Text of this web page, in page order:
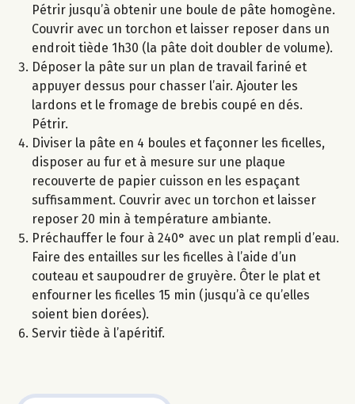
Pétrir jusqu’à obtenir une boule de pâte homogène.
Couvrir avec un torchon et laisser reposer dans un
endroit tiède 1h30 (la pâte doit doubler de volume).
Déposer la pâte sur un plan de travail fariné et
appuyer dessus pour chasser l’air. Ajouter les
lardons et le fromage de brebis coupé en dés.
Pétrir.
Diviser la pâte en 4 boules et façonner les ficelles,
disposer au fur et à mesure sur une plaque
recouverte de papier cuisson en les espaçant
suffisamment. Couvrir avec un torchon et laisser
reposer 20 min à température ambiante.
Préchauffer le four à 240° avec un plat rempli d’eau.
Faire des entailles sur les ficelles à l’aide d’un
couteau et saupoudrer de gruyère. Ôter le plat et
enfourner les ficelles 15 min (jusqu’à ce qu’elles
soient bien dorées).
Servir tiède à l’apéritif.